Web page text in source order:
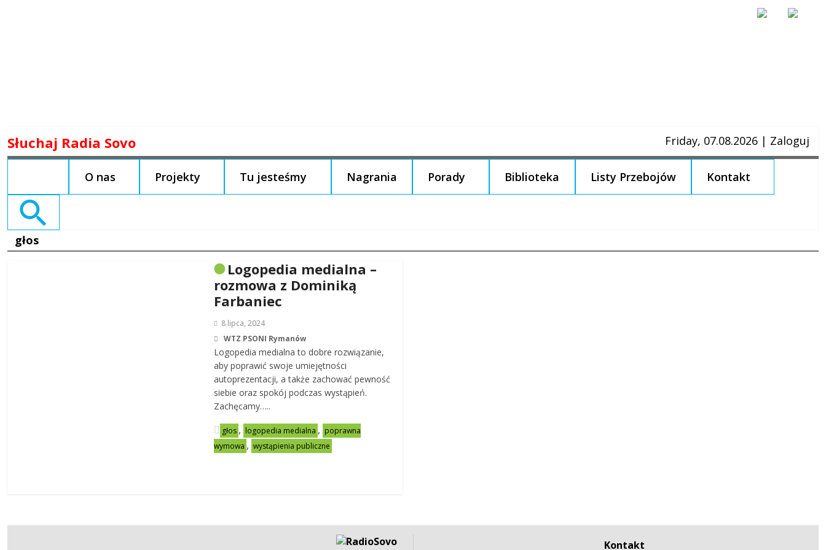
to
Słuchaj Radia Sovo Friday, 07.08.2026 | Zaloguj
O nas Projekty Tu jesteśmy Nagrania Porady Biblioteka Listy Przebojów Kontakt
Search
głos
Logopedia medialna –
rozmowa z Dominiką
Farbaniec
8 lipca, 2024
WTZ PSONI Rymanów
Logopedia medialna to dobre rozwiązanie,
aby poprawić swoje umiejętności
autoprezentacji, a także zachować pewność
siebie oraz spokój podczas wystąpień.
Zachęcamy…..
głos , logopedia medialna , poprawna
wymowa , wystąpienia publiczne
Kontakt